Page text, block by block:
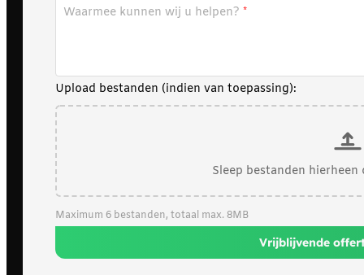
Waarmee kunnen wij u helpen?
Upload bestanden (indien van toepassing):
Sleep bestanden
Maximum 6 bestanden, totaal max. 8MB
Vrijblijvende